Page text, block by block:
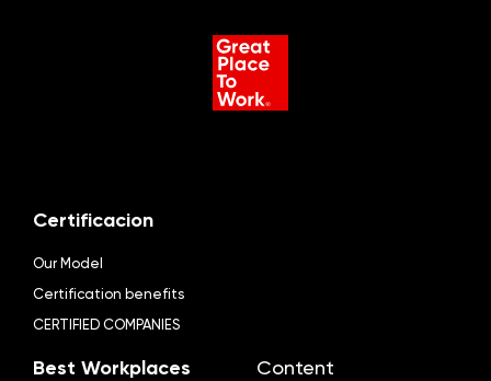
Certificacion
Our Model
Certification benefits
CERTIFIED COMPANIES
Best Workplaces Content